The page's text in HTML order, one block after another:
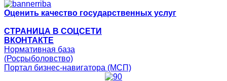
Оценить качество государственных услуг
СТРАНИЦА В СОЦСЕТИ
ВКОНТАКТЕ
Нормативная база
(Росрыболовство)
Портал бизнес-навигатора (МСП)